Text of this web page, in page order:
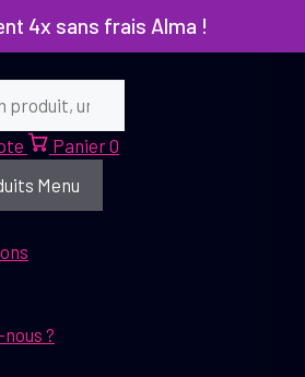
4x sans frais Alma !
Panier0
Menu
?